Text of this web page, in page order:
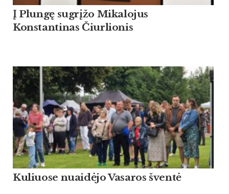
Į Plungę sugrįžo Mikalojus
Konstantinas Čiurlionis
Kuliuose nuaidėjo Vasaros šventė